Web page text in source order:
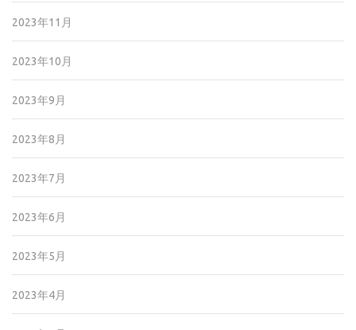
2023年11月
2023年10月
2023年9月
2023年8月
2023年7月
2023年6月
2023年5月
2023年4月